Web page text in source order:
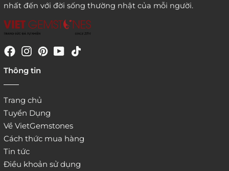
website:
nhất đến với đời sống thường nhật của mỗi người.
Thông tin
Trang chủ
Tuyển Dụng
Về VietGemstones
Cách thức mua hàng
Tin tức
Điều khoản sử dụng